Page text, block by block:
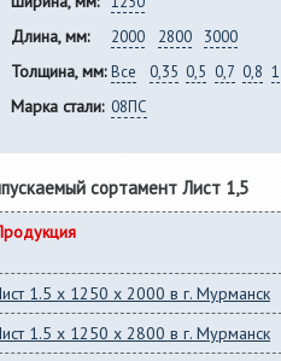
Длина, мм: 2000 2800 3000
Толщина, мм: Все 0,35 0,5 0,7 0,8 1
Марка стали: 08ПС
сортамент Лист 1,5
1.5 x 1250 x 2000 в г. Мурманск
1.5 x 1250 x 2800 в г. Мурманск